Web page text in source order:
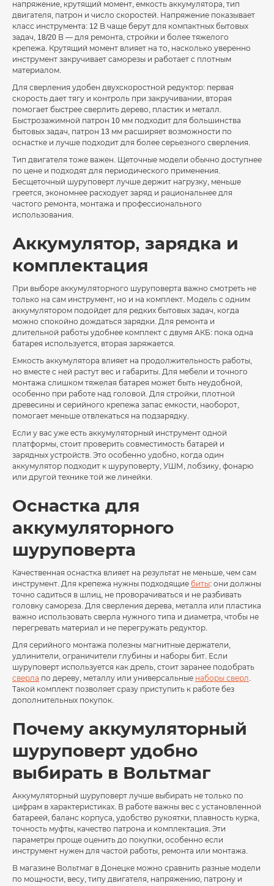
напряжение, крутящий момент, емкость аккумулятора, тип
двигателя, патрон и число скоростей. Напряжение показывает
класс инструмента: 12 В чаще берут для компактных бытовых
задач, 18/20 В — для ремонта, стройки и более тяжелого
крепежа. Крутящий момент влияет на то, насколько уверенно
инструмент закручивает саморезы и работает с плотным
материалом.
Для сверления удобен двухскоростной редуктор: первая
скорость дает тягу и контроль при закручивании, вторая
помогает быстрее сверлить дерево, пластик и металл.
Быстрозажимной патрон 10 мм подходит для большинства
бытовых задач, патрон 13 мм расширяет возможности по
оснастке и лучше подходит для более серьезного сверления.
Тип двигателя тоже важен. Щеточные модели обычно доступнее
по цене и подходят для периодического применения.
Бесщеточный шуруповерт лучше держит нагрузку, меньше
греется, экономнее расходует заряд и рациональнее для
частого ремонта, монтажа и профессионального
использования.
Аккумулятор, зарядка и
комплектация
При выборе аккумуляторного шуруповерта важно смотреть не
только на сам инструмент, но и на комплект. Модель с одним
аккумулятором подойдет для редких бытовых задач, когда
можно спокойно дождаться зарядки. Для ремонта и
длительной работы удобнее комплект с двумя АКБ: пока одна
батарея используется, вторая заряжается.
Емкость аккумулятора влияет на продолжительность работы,
но вместе с ней растут вес и габариты. Для мебели и точного
монтажа слишком тяжелая батарея может быть неудобной,
особенно при работе над головой. Для стройки, плотной
древесины и серийного крепежа запас емкости, наоборот,
помогает меньше отвлекаться на подзарядку.
Если у вас уже есть аккумуляторный инструмент одной
платформы, стоит проверить совместимость батарей и
зарядных устройств. Это особенно удобно, когда один
аккумулятор подходит к шуруповерту, УШМ, лобзику, фонарю
или другой технике той же линейки.
Оснастка для
аккумуляторного
шуруповерта
Качественная оснастка влияет на результат не меньше, чем сам
инструмент. Для крепежа нужны подходящие биты: они должны
точно садиться в шлиц, не проворачиваться и не разбивать
головку самореза. Для сверления дерева, металла или пластика
важно использовать сверла нужного типа и диаметра, чтобы не
перегревать материал и не перегружать редуктор.
Для серийного монтажа полезны магнитные держатели,
удлинители, ограничители глубины и наборы бит. Если
шуруповерт используется как дрель, стоит заранее подобрать
сверла по дереву, металлу или универсальные наборы сверл
Такой комплект позволяет сразу приступить к работе без
дополнительных покупок.
Почему аккумуляторный
шуруповерт удобно
выбирать в Вольтмаг
Аккумуляторный шуруповерт лучше выбирать не только по
цифрам в характеристиках. В работе важны вес с установленной
батареей, баланс корпуса, удобство рукоятки, плавность курка,
точность муфты, качество патрона и комплектация. Эти
параметры проще оценить до покупки, особенно если
инструмент нужен для частой работы, ремонта или монтажа.
В магазине Вольтмаг в Донецке можно сравнить разные модели
по мощности, весу, типу двигателя, напряжению, патрону и